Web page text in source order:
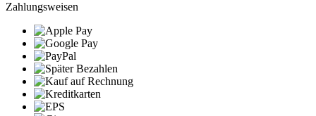
Zahlungsweisen